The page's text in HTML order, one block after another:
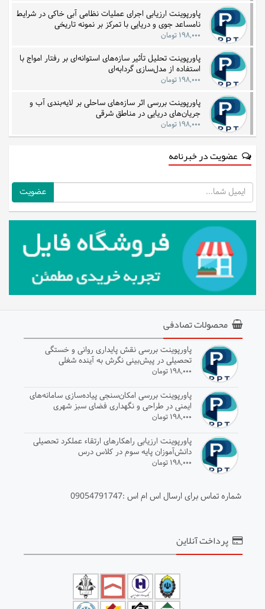
پاورپوینت ارزیابی اجرای عملیات نظامی آبی خاکی در شرایط
نامساعد جوی و دریایی با تمرکز بر نمونه تاریخی
۱۹۸,۰۰۰ تومان
پاورپوینت تحلیل تأثیر سازه‌های استوانه‌ای بر رفتار امواج با
استفاده از مدل‌سازی گردابه‌ای
۱۹۸,۰۰۰ تومان
پاورپوینت بررسی اثر سازه‌های ساحلی بر لایه‌بندی آب و
جریان‌های دریایی در مناطق شرقی
۱۹۸,۰۰۰ تومان
عضویت در خبرنامه
ایمیل
محصولات تصادفی
پاورپوینت بررسی نقش پایداری روانی و خستگی
تحصیلی در پیش‌بینی نگرش به آینده شغلی
۱۹۸,۰۰۰ تومان
پاورپوینت بررسی امکان‌سنجی پیاده‌سازی سامانه‌های
ایمنی در طراحی و نگهداری فضای سبز شهری
۱۹۸,۰۰۰ تومان
پاورپوینت ارزیابی راهکارهای ارتقاء عملکرد تحصیلی
دانش‌آموزان پایه سوم در کلاس درس
۱۹۸,۰۰۰ تومان
شماره تماس برای ارسال اس ام اس :09054791747
پرداخت آنلاین